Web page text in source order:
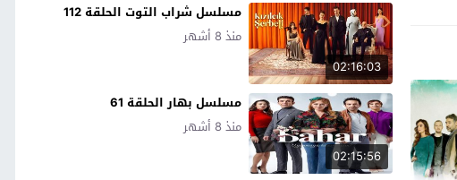
02:16:03
مسلسل شراب التوت الحلقة 112
منذ 8 أشهر
02:15:56
مسلسل بهار الحلقة 61
منذ 8 أشهر